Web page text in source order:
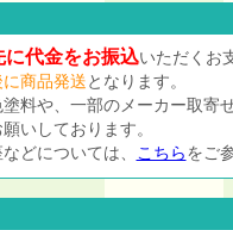
に代金をお振込いただくお
商品発送となります。
料や、一部のメーカー取寄
いしております。
どについては、 こちら をご